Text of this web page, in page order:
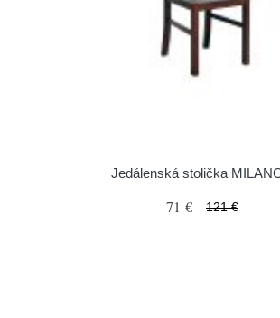
Jedálenská stolička
71 € 121 €